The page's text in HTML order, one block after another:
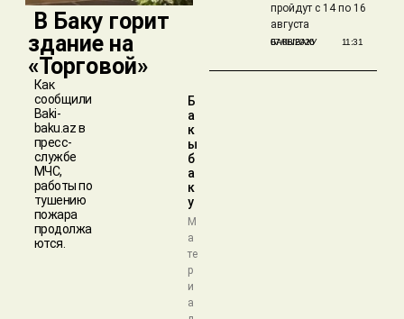
​ В Баку горит
здание на
«Торговой»
Как
сообщили
Baki-
baku.az в
пресс-
службе
МЧС,
работы по
тушению
пожара
продолжа
ются.
Б
а
к
ы
б
а
к
у
М
а
те
р
и
а
пройдут с 14 по 16
августа
БАКЫБАКУ
07/08/2026 11:31